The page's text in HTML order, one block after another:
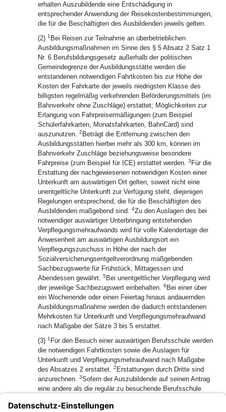
erhalten Auszubildende eine Entschädigung in
entsprechender Anwendung der Reisekostenbestimmungen,
die für die Beschäftigten des Ausbildenden jeweils gelten.
(2) 1 Bei Reisen zur Teilnahme an überbetrieblichen
Ausbildungsmaßnahmen im Sinne des § 5 Absatz 2 Satz 1
Nr. 6 Berufsbildungsgesetz außerhalb der politischen
Gemeindegrenze der Ausbildungsstätte werden die
entstandenen notwendigen Fahrtkosten bis zur Höhe der
Kosten der Fahrkarte der jeweils niedrigsten Klasse des
billigsten regelmäßig verkehrenden Beförderungsmittels (im
Bahnverkehr ohne Zuschläge) erstattet; Möglichkeiten zur
Erlangung von Fahrpreisermäßigungen (zum Beispiel
Schülerfahrkarten, Monatsfahrkarten, BahnCard) sind
auszunutzen. 2 Beträgt die Entfernung zwischen den
Ausbildungsstätten hierbei mehr als 300 km, können im
Bahnverkehr Zuschläge beziehungsweise besondere
Fahrpreise (zum Beispiel für ICE) erstattet werden. 3 Für die
Erstattung der nachgewiesenen notwendigen Kosten einer
Unterkunft am auswärtigen Ort gelten, soweit nicht eine
unentgeltliche Unterkunft zur Verfügung steht, diejenigen
Regelungen entsprechend, die für die Beschäftigten des
Ausbildenden maßgebend sind. 4Zu den Auslagen des bei
notwendiger auswärtiger Unterbringung entstehenden
Verpflegungsmehraufwands wird für volle Kalendertage der
Anwesenheit am auswärtigen Ausbildungsort ein
Verpflegungszuschuss in Höhe der nach der
Sozialversicherungsentgeltverordnung maßgebenden
Sachbezugswerte für Frühstück, Mittagessen und
Abendessen gewährt. 5 Bei unentgeltlicher Verpflegung wird
der jeweilige Sachbezugswert einbehalten. 6 Bei einer über
ein Wochenende oder einen Feiertag hinaus andauernden
Ausbildungsmaßnahme werden die dadurch entstandenen
Mehrkosten für Unterkunft und Verpflegungsmehraufwand
nach Maßgabe der Sätze 3 bis 5 erstattet.
(3) 1 Für den Besuch einer auswärtigen Berufsschule werden
die notwendigen Fahrtkosten sowie die Auslagen für
Unterkunft und Verpflegungsmehraufwand nach Maßgabe
des Absatzes 2 erstattet. 2 Erstattungen durch Dritte sind
anzurechnen. 3Sofern der Auszubildende auf seinen Antrag
eine andere als die regulär zu besuchende Berufsschule
befreit.